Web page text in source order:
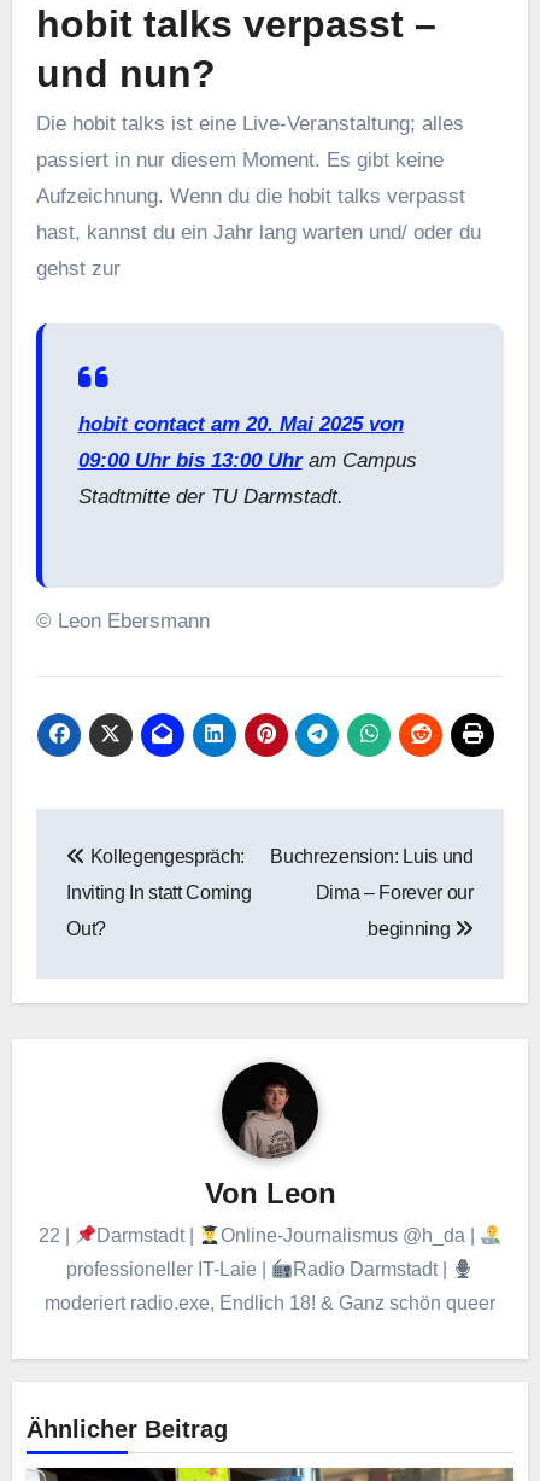
hobit talks verpasst –
und nun?
Die hobit talks ist eine Live-Veranstaltung; alles
passiert in nur diesem Moment. Es gibt keine
Aufzeichnung. Wenn du die hobit talks verpasst
hast, kannst du ein Jahr lang warten und/ oder du
gehst zur
hobit contact am 20. Mai 2025 von
09:00 Uhr bis 13:00 Uhram Campus
Stadtmitte der TU Darmstadt.
© Leon Ebersmann
Kollegengespräch:
Inviting In statt Coming
Out?
Buchrezension: Luis und
Dima – Forever our
beginning
Von Leon
22 | Darmstadt |
Online-Journalismus @h_da |
professioneller IT-Laie |
Radio Darmstadt |
moderiert radio.exe, Endlich 18! & Ganz schön queer
Ähnlicher Beitrag